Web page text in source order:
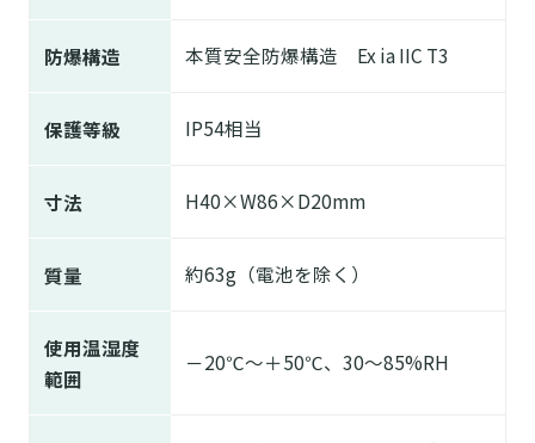
防爆構造 本質安全防爆構造 Ex ia IIC T3
保護等級 IP54相当
寸法 H40×W86×D20mm
質量 約63g（電池を除く）
使用温湿度
範囲
－20℃～＋50℃、30～85%RH